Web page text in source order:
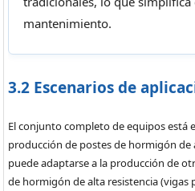
mantenimiento.
3.2 Escenarios de
El conjunto completo de equipos está
producción de postes de hormigón de
puede adaptarse a la producción de
de hormigón de alta resistencia (vigas